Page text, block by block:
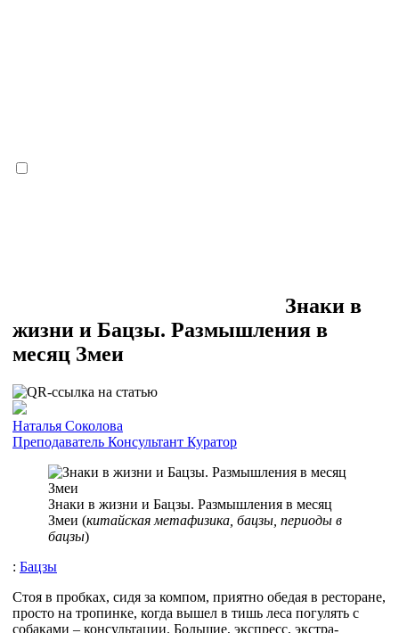
Знаки в
жизни и Бацзы. Размышления в
месяц Змеи
Наталья Соколова
Преподаватель Консультант Куратор
Знаки в жизни и Бацзы. Размышления в месяц
Змеи (китайская метафизика, бацзы, периоды в
бацзы)
: Бацзы
Стоя в пробках, сидя за компом, приятно обедая в ресторане,
просто на тропинке, когда вышел в тишь леса погулять с
собаками – консультации. Большие, экспресс, экстра-